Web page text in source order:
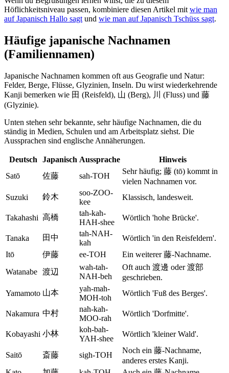
Höflichkeitsniveau passen, kombiniere diesen Artikel mit wie man
auf Japanisch Hallo sagt und wie man auf Japanisch Tschüss sagt.
Häufige japanische Nachnamen
(Familiennamen)
Japanische Nachnamen kommen oft aus Geografie und Natur:
Felder, Berge, Flüsse, Glyzinien, Inseln. Du wirst wiederkehrende
Kanji bemerken wie 田 (Reisfeld), 山 (Berg), 川 (Fluss) und 藤
(Glyzinie).
Unten stehen sehr bekannte, sehr häufige Nachnamen, die du
ständig in Medien, Schulen und am Arbeitsplatz siehst. Die
Aussprachen sind englische Annäherungen.
Deutsch Japanisch Aussprache
Hinweis
Satō
佐藤 sah-TOH
Sehr häufig; 藤 (tō) kommt in
vielen Nachnamen vor.
Suzuki
鈴木
soo-ZOO-
kee
Klassisch, landesweit.
Takahashi 高橋
tah-kah-
HAH-shee
Wörtlich 'hohe Brücke'.
Tanaka 田中
tah-NAH-
kah
Wörtlich 'in den Reisfeldern'.
Itō
伊藤 ee-TOH
Ein weiterer 藤-Nachname.
Watanabe 渡辺
wah-tah-
NAH-beh
Oft auch 渡邊 oder 渡部
geschrieben.
Yamamoto 山本
yah-mah-
MOH-toh
Wörtlich 'Fuß des Berges'.
Nakamura 中村
nah-kah-
MOO-rah
Wörtlich 'Dorfmitte'.
Kobayashi 小林
koh-bah-
YAH-shee
Wörtlich 'kleiner Wald'.
Saitō 斎藤 sigh-TOH
Noch ein 藤-Nachname,
anderes erstes Kanji.